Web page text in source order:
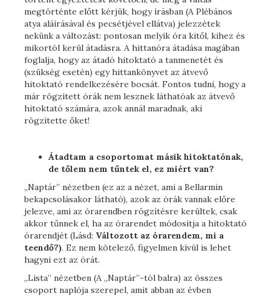
megtörténte előtt kérjük, hogy írásban (A Plébános
atya aláírásával és pecsétjével ellátva) jelezzétek
nekünk a változást: pontosan melyik óra kitől, kihez és
mikortól kerül átadásra. A hittanóra átadása magában
foglalja, hogy az átadó hitoktató a tanmenetét és
(szükség esetén) egy hittankönyvet az átvevő
hitoktató rendelkezésére bocsát. Fontos tudni, hogy a
már rögzített órák nem lesznek láthatóak az átvevő
hitoktató számára, azok annál maradnak, aki
rögzítette őket!
Átadtam a csoportomat másik hitoktatónak,
de tőlem nem tűntek el, ez miért van?
„Naptár” nézetben (ez az a nézet, ami a Bellarmin
bekapcsolásakor látható), azok az órák vannak előre
jelezve, ami az órarendben rögzítésre kerültek, csak
akkor tűnnek el, ha az órarendet módosítja a hitoktató
órarendjét (Lásd: Változott az órarendem, mi a
teendő?). Ez nem kötelező, figyelmen kívül is lehet
hagyni ezt az órát.
„Lista” nézetben (A „Naptár”-tól balra) az összes
csoport naplója szerepel, amit abban az évben